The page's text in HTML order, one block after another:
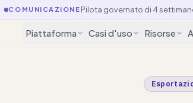
COMUNICAZIONE Pilota governato di 4
Piattaforma Casi d'uso Risorse